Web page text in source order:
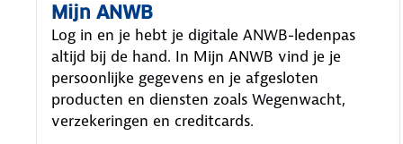
Mijn ANWB
Log in en je hebt je digitale ANWB-ledenpas
altijd bij de hand. In Mijn ANWB vind je je
persoonlijke gegevens en je afgesloten
producten en diensten zoals Wegenwacht,
verzekeringen en creditcards.